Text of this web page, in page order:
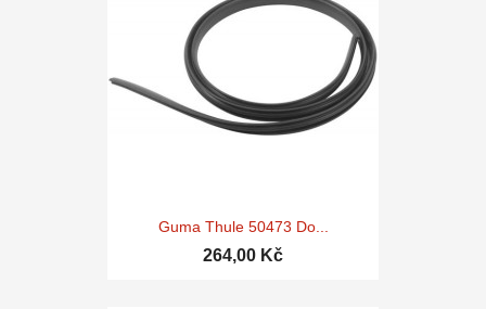
Guma Thule 50473 Do...
264,00 Kč